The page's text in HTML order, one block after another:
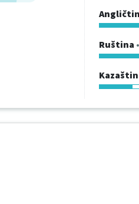
Ruština